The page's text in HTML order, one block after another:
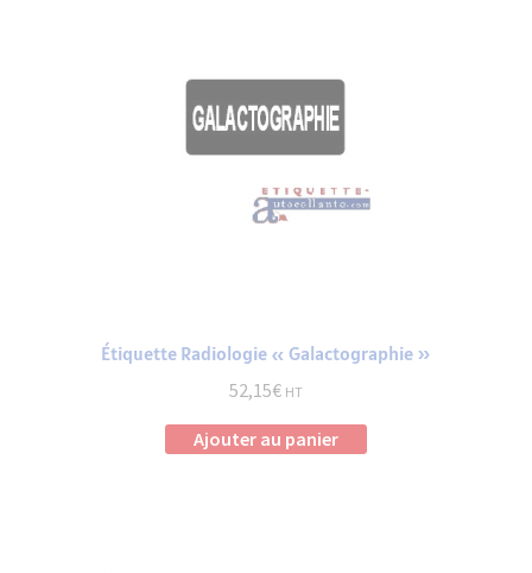
Étiquette Radiologie « Galactographie »
52,15€ HT
Ajouter au panier